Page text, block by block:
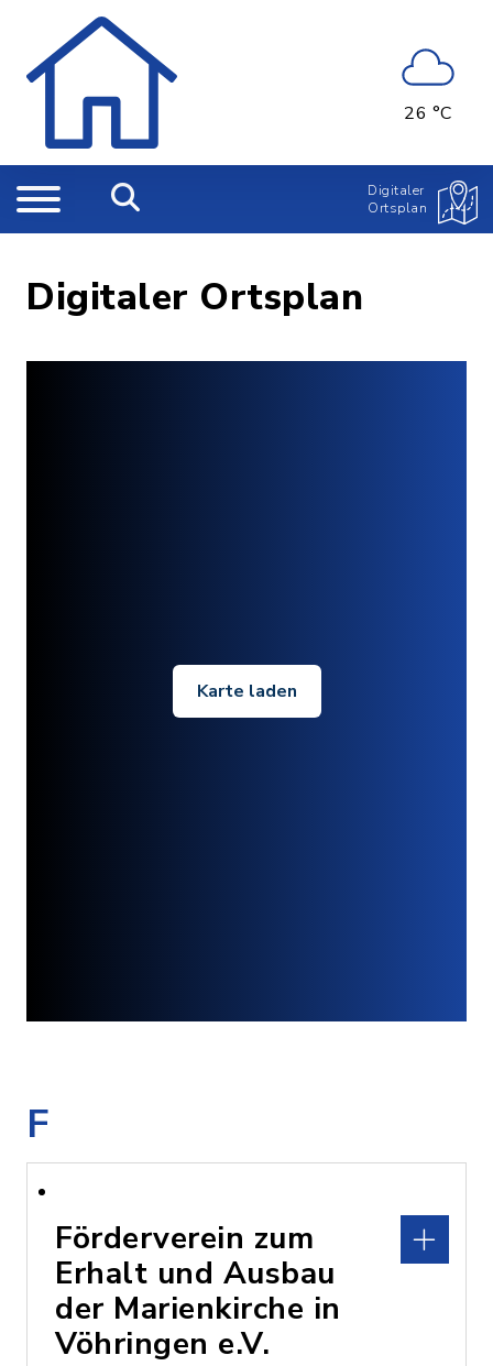
26 °C
Digitaler
Ortsplan
Digitaler Ortsplan
Karte laden
F
Förderverein zum
Erhalt und Ausbau
der Marienkirche in
Vöhringen e.V.